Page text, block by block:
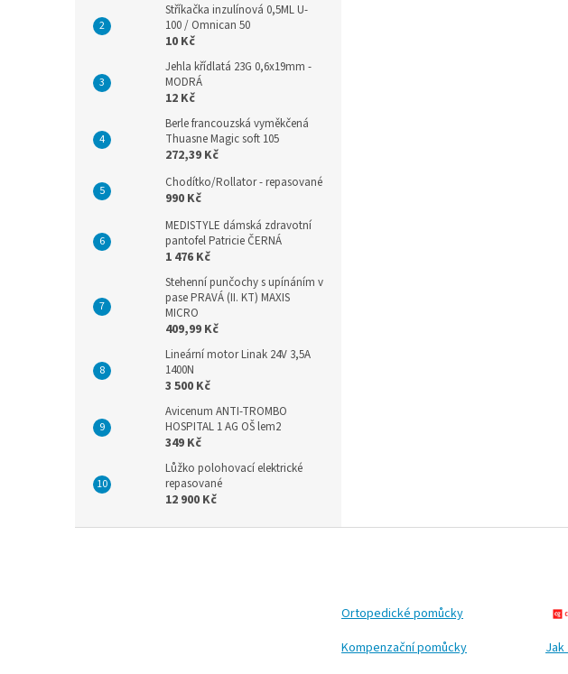
Stříkačka inzulínová 0,5ML U-
100 / Omnican 50
10 Kč
Jehla křídlatá 23G 0,6x19mm -
MODRÁ
12 Kč
Berle francouzská vyměkčená
Thuasne Magic soft 105
272,39 Kč
Chodítko/Rollator - repasované
990 Kč
MEDISTYLE dámská zdravotní
pantofel Patricie ČERNÁ
1 476 Kč
Stehenní punčochy s upínáním v
pase PRAVÁ (II. KT) MAXIS
MICRO
409,99 Kč
Lineární motor Linak 24V 3,5A
1400N
3 500 Kč
Avicenum ANTI-TROMBO
HOSPITAL 1 AG OŠ lem2
349 Kč
Lůžko polohovací elektrické
repasované
12 900 Kč
Ortopedické pomůcky
Kompenzační pomůcky